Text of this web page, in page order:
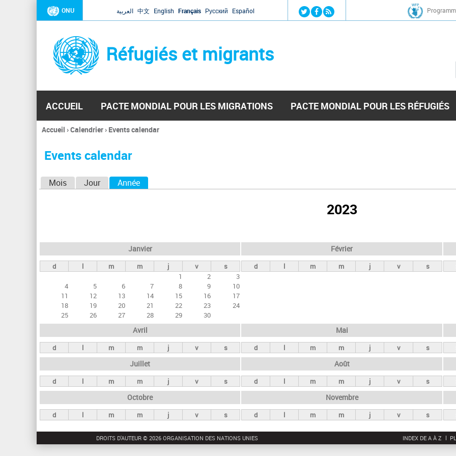
Jump to navigation
ONU العربية 中文 English Français Русский Español
Réfugiés et migrants
ACCUEIL PACTE MONDIAL POUR LES MIGRATIONS PACTE MONDIAL POUR LES RÉFUGIÉS
Vous
ici
Accueil ›Calendrier› Events calendar
Events calendar
e
t
s
n
c
i
p
a
x
Mois Jour Année
2023
Janvier
d l m m j v
s
1
2
3
4
5 6 7 8 9
10
11
12 13 14 15 16
17
18
19 20 21 22 23
24
25
26 27 28 29 30
Février
d l m m j v s
Avril
d l m m j v s
Mai
d l m m j v s
Juillet
d l m m j v s
Août
d l m m j v s
Octobre
d l m m j v s
Novembre
d l m m j v s
DROITS D'AUTEUR © 2026 ORGANISATION DES NATIONS UNIES INDEX DE A À Z